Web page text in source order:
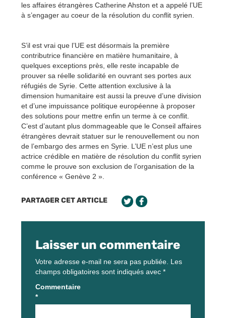
les affaires étrangères Catherine Ahston et a appelé l’UE
à s’engager au coeur de la résolution du conflit syrien.
S’il est vrai que l’UE est désormais la première
contributrice financière en matière humanitaire, à
quelques exceptions près, elle reste incapable de
prouver sa réelle solidarité en ouvrant ses portes aux
réfugiés de Syrie. Cette attention exclusive à la
dimension humanitaire est aussi la preuve d’une division
et d’une impuissance politique européenne à proposer
des solutions pour mettre enfin un terme à ce conflit.
C’est d’autant plus dommageable que le Conseil affaires
étrangères devrait statuer sur le renouvellement ou non
de l’embargo des armes en Syrie. L’UE n’est plus une
actrice crédible en matière de résolution du conflit syrien
comme le prouve son exclusion de l’organisation de la
conférence « Genève 2 ».
PARTAGER CET ARTICLE
Laisser un commentaire
Votre adresse e-mail ne sera pas publiée. Les
champs obligatoires sont indiqués avec *
Commentaire
*